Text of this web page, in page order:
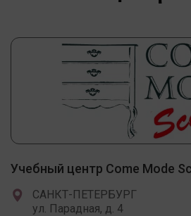
Учебный центр Come Mode
САНКТ-ПЕТЕРБУРГ
ул. Парадная, д. 4